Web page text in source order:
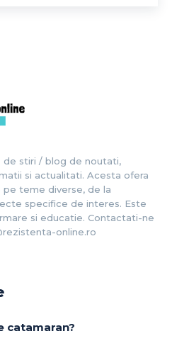
de stiri / blog de noutati,
si actualitati. Acesta ofera
teme diverse, de la
specifice de interes. Este
si educatie. Contactati-ne
online.ro
catamaran?